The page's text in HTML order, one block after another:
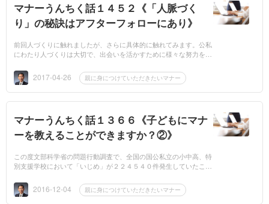
マナーうんちく話１４５２《「人脈づく
り」の秘訣はアフターフォローにあり》
前回人づくりに触れましたが、さらに具体的に触れてみます。公私
にわたり人づくりは大切で、出会いを活かすために様々な努力をさ
ブルマ...2017-04-26 親に身につけていただきたいマナー
マナーうんちく話１３６６《子どもにマナ
ーを教えることができますか？②》
この度文部科学省の問題行動調査で、全国の国公私立の小中高、特
別支援学校において「いじめ」が２２４５４０件発生していたこと
が最も多く、...
2016-12-04 親に身につけていただきたいマナー